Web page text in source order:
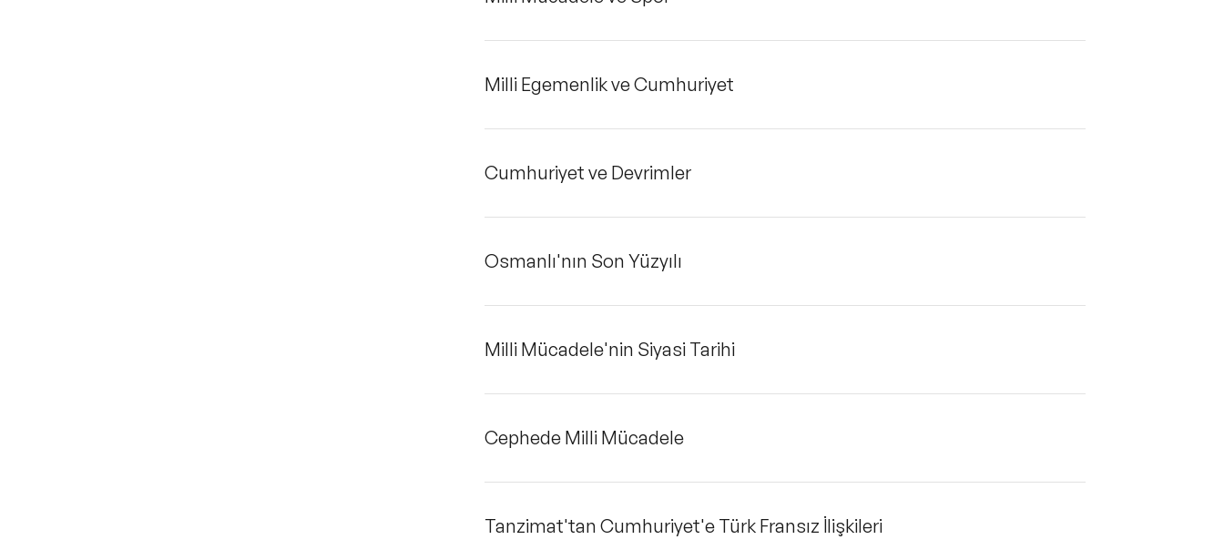
Milli Egemenlik ve Cumhuriyet
Cumhuriyet ve Devrimler
Osmanlı'nın Son Yüzyılı
Milli Mücadele'nin Siyasi Tarihi
Cephede Milli Mücadele
Tanzimat'tan Cumhuriyet'e Türk Fransız İlişkileri